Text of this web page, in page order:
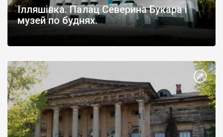
Ілляшівка. Палац Северина Букара і
музей по буднях.